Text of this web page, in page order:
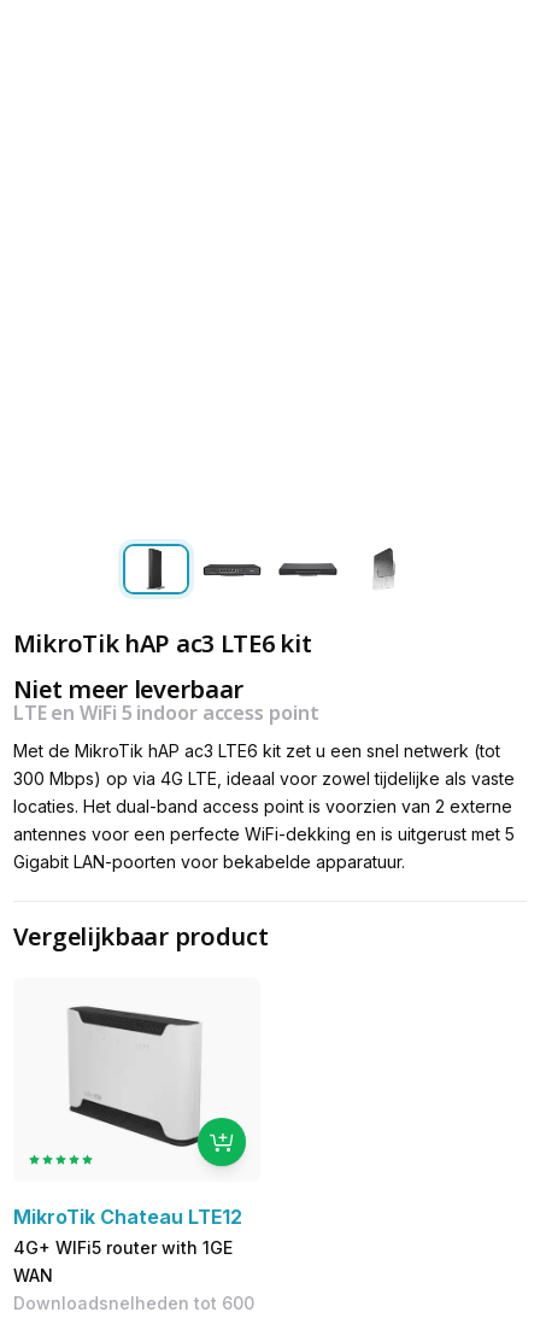
MikroTik hAP ac3 LTE6 kit
Niet meer leverbaar
LTE en WiFi 5 indoor access point
Met de MikroTik hAP ac3 LTE6 kit zet u een snel netwerk (tot
300 Mbps) op via 4G LTE, ideaal voor zowel tijdelijke als vaste
locaties. Het dual-band access point is voorzien van 2 externe
antennes voor een perfecte WiFi-dekking en is uitgerust met 5
Gigabit LAN-poorten voor bekabelde apparatuur.
Vergelijkbaar product
MikroTik Chateau LTE12
4G+ WIFi5 router with 1GE
WAN
Downloadsnelheden tot 600